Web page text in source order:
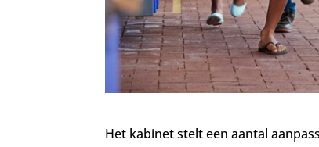
Het kabinet stelt een aantal